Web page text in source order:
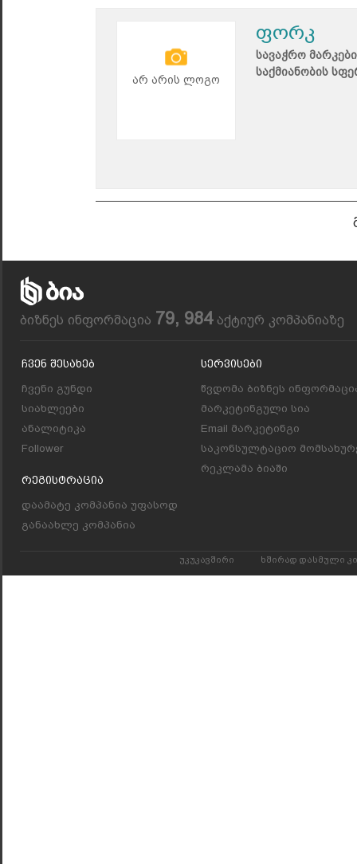
არ არის ლოგო
ფორკ
სავაჭრო
საქმიანობის
ბიზნეს ინფორმაცია 79, 984აქტიურ კომპანიაზე
Ჩვენ Შესახებ
ჩვენი გუნდი
სიახლეები
ანალიტიკა
Follower
Რეგისტრაცია
დაამატე კომპანია უფასოდ
განაახლე კომპანია
Სერვისები
წვდომა ბიზნეს
მარკეტინგული სია
Email მარკეტინგი
საკონსულტაციო
რეკლამა ბიაში
უკუკავშირი ხშირად დასმული